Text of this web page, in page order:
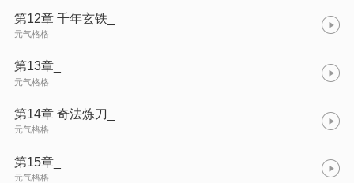
第12章 千年玄铁_
元气格格
第13章_
元气格格
第14章 奇法炼刀_
元气格格
第15章_
元气格格